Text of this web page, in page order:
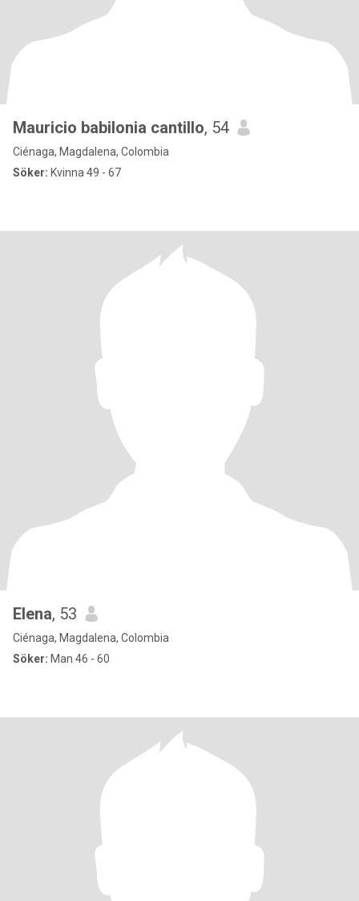
Mauricio babilonia cantillo, 54
Ciénaga, Magdalena, Colombia
Söker: Kvinna 49 - 67
Elena, 53
Ciénaga, Magdalena, Colombia
Söker: Man 46 - 60